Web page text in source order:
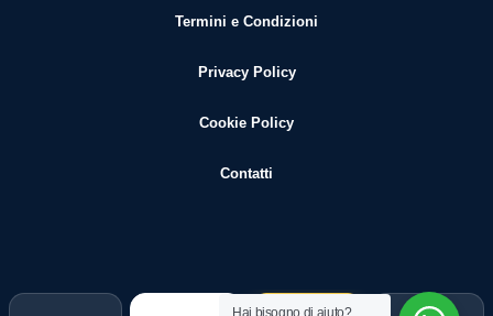
Hai bisogno di aiuto?
Termini e Condizioni
Privacy Policy
Cookie Policy
Contatti